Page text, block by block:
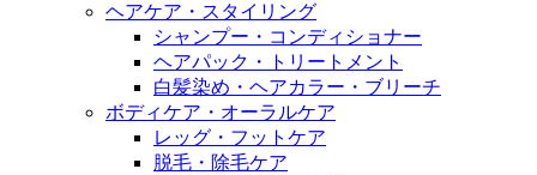
ヘアケア・スタイリング
シャンプー・コンディショナー
ヘアパック・トリートメント
白髪染め・ヘアカラー・ブリーチ
ボディケア・オーラルケア
レッグ・フットケア
脱毛・除毛ケア